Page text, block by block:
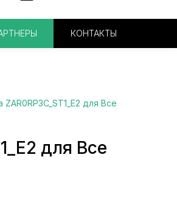
КОНТАКТЫ
для Все
для Все